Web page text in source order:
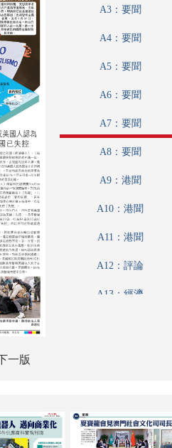
一版
A3：要聞
A4：要聞
A5：要聞
A6：要聞
A7：要聞
A8：要聞
A9：港聞
A10：港聞
A11：港聞
A12：評論
A13：經濟
A18：經濟